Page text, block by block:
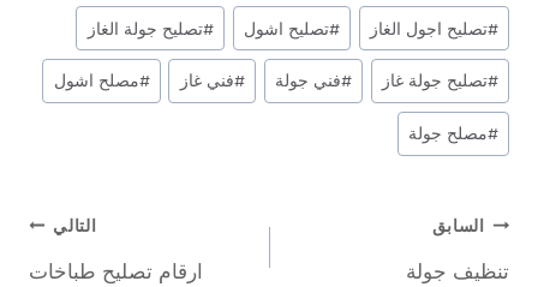
وسوم
المقال:
#تصليح اجول الغاز #تصليح اشول #تصليح جولة الغاز
#تصليح جولة غاز #فني جولة #فني غاز #مصلح اشول
#مصلح جولة
تصفّح
السابق
تنظيف جولة
التالي
ارقام تصليح طباخات